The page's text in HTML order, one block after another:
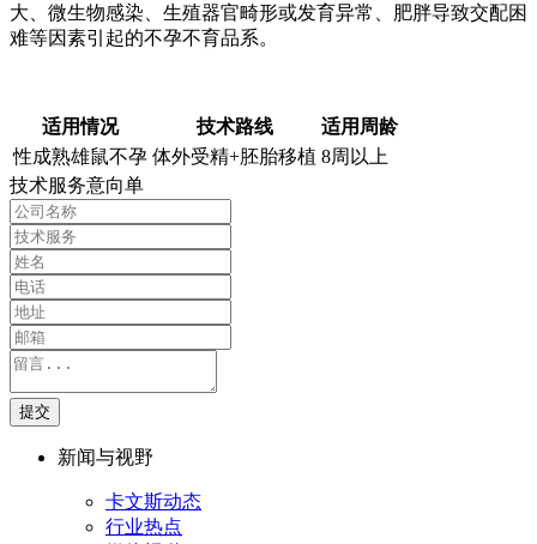
大、微生物感染、生殖器官畸形或发育异常、肥胖导致交配困
难等因素引起的不孕不育品系。
适用情况 技术路线
适用周龄
性成熟雄鼠不孕 体外受精+胚胎移植 8周以上
技术服务意向单
提交
新闻与视野
卡文斯动态
行业热点